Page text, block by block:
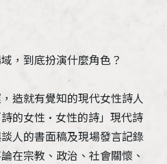
，到底扮演什麼角色？
造就有覺知的現代女性詩人
的女性•女性的詩」現代詩
人的書面稿及現場發言記錄
在宗教、政治、社會關懷、